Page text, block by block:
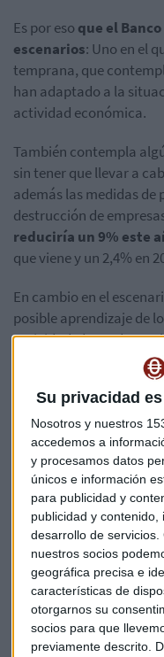
Su privacidad
Nosotros y nuestros
accedemos a
y procesamos datos
únicos e información
para publicidad y
publicidad y
desarrollo de servicios.
nuestros socios
geográfica precisa e
características de
otorgarnos su
socios para que
previamente descrito.
Es por eso que el
escenarios: Uno en el
temprana, que
han adaptado a la
actividad económica.
También contempla
sin tener que llevar a
además las medidas
destrucción de
reduciría un 9% este
que viene y un 2,4% en
En cambio en el
posible aprendizaje de
actividad, de modo que
dos últimas semanas
Se darían nuevos
actividad económica y
económicas adoptadas
funcionando tan bien.
11,6% este año,
viene y del 2,1% en 2022.
Además el regulador
segundo trimestre,
En el más positivo, el
el recorte será del 21,8%.
Quizás lo más